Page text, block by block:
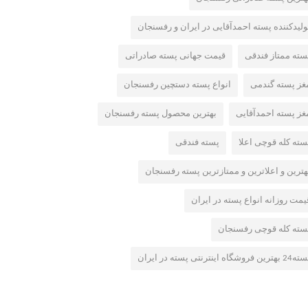
پسته احمدآقایی در ایران و رفسنجان
ممتاز فندقی قیمت جهانی پسته صادراتی
پسته گندمی انواع پسته دستچین رفسنجان
پسته احمدآقایی بهترین محصول پسته رفسنجان
کله قوچی اعلا پسته فندقی
و اعلاترین و ممتازترین پسته رفسنجان
روزانه انواع پسته در ایران
کله قوچی رفسنجان
فروشگاه اینترنتی پسته در ایران